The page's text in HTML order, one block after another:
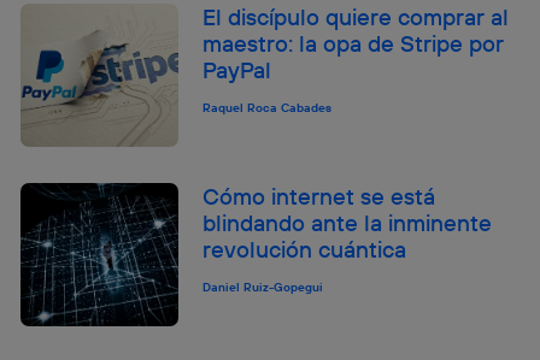
El discípulo quiere comprar al
maestro: la opa de Stripe por
PayPal
Raquel Roca Cabades
Cómo internet se está
blindando ante la inminente
revolución cuántica
Daniel Ruiz-Gopegui